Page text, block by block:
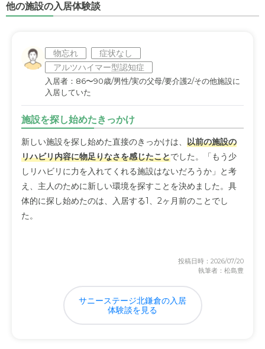
他の施設の入居体験談
物忘れ
症状なし
アルツハイマー型認知症
入居者：86〜90歳/男性/実の父母/要介護2/その他施設に
入居していた
施設を探し始めたきっかけ
新しい施設を探し始めた直接のきっかけは、 以前の施設の
リハビリ内容に物足りなさを感じたことでした。「もう少
しリハビリに力を入れてくれる施設はないだろうか」と考
え、主人のために新しい環境を探すことを決めました。具
体的に探し始めたのは、入居する1、2ヶ月前のことでし
た。
投稿日時：2026/07/20
執筆者：松島豊
サニーステージ北鎌倉の入居
体験談を見る